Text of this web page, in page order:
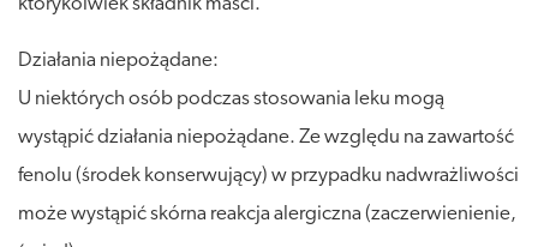
Działania niepożądane:
U niektórych osób podczas stosowania leku mogą
wystąpić działania niepożądane. Ze względu na zawartość
fenolu (środek konserwujący) w przypadku nadwrażliwości
może wystąpić skórna reakcja alergiczna (zaczerwienienie,